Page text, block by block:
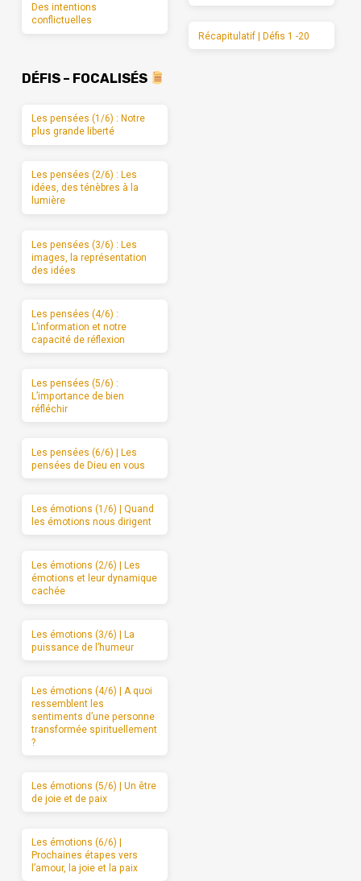
Des intentions
conflictuelles
Récapitulatif | Défis 1 -20
DÉFIS – FOCALISÉS
Les pensées (1/6) : Notre
plus grande liberté
Les pensées (2/6) : Les
idées, des ténèbres à la
lumière
Les pensées (3/6) : Les
images, la représentation
des idées
Les pensées (4/6) :
L’information et notre
capacité de réflexion
Les pensées (5/6) :
L’importance de bien
réfléchir
Les pensées (6/6) | Les
pensées de Dieu en vous
Les émotions (1/6) | Quand
les émotions nous dirigent
Les émotions (2/6) | Les
émotions et leur dynamique
cachée
Les émotions (3/6) | La
puissance de l’humeur
Les émotions (4/6) | A quoi
ressemblent les
sentiments d’une personne
transformée spirituellement
?
Les émotions (5/6) | Un être
de joie et de paix
Les émotions (6/6) |
Prochaines étapes vers
l’amour, la joie et la paix